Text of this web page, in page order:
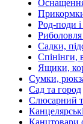
Род-поди і
Риболовля
Садки,
Спінінги,
Ящики,
Сумки,
Сад та город
Слюсарний
Канцтовари